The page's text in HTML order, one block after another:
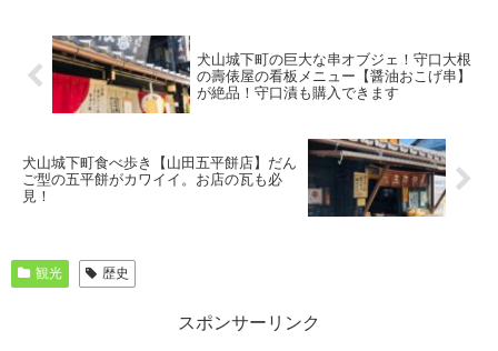
犬山城下町の巨大な串オブジェ！守口大根
の壽俵屋の看板メニュー【醤油おこげ串】
が絶品！守口漬も購入できます
犬山城下町食べ歩き【山田五平餅店】だん
ご型の五平餅がカワイイ。お店の瓦も必
見！
観光 歴史
スポンサーリンク